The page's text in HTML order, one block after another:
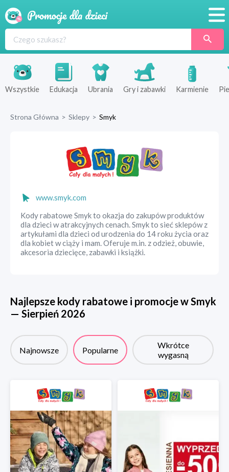
Produkty
Sklepy
Wszystkie Edukacja Ubrania Gry i zabawki Karmienie
Strona Główna > Sklepy > Smyk
www.smyk.com
Kody rabatowe Smyk to okazja do zakupów produktów
dla dzieci w atrakcyjnych cenach. Smyk to sieć sklepów z
artykułami dla dzieci od urodzenia do 14 roku życia oraz
dla kobiet w ciąży i mam. Oferuje m.in. z odzież, obuwie,
akcesoria dziecięce, zabawki i książki.
Najlepsze kody rabatowe i promocje wSmyk
— Sierpień 2026
Najnowsze Popularne
Wkrótce
wygasną